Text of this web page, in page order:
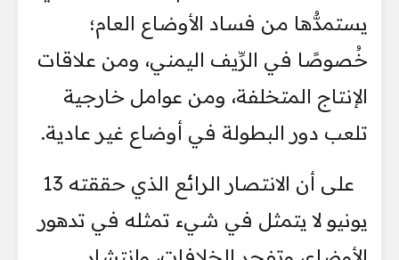
يستمدُّها من فساد الأوضاع العام؛
خُصوصًا في الرِّيف اليمني، ومن علاقات
الإنتاج المتخلفة، ومن عوامل خارجية
تلعب دور البطولة في أوضاع غير عادية.
على أن الانتصار الرائع الذي حققته 13
يونيو لا يتمثل في شيء تمثله في تدهور